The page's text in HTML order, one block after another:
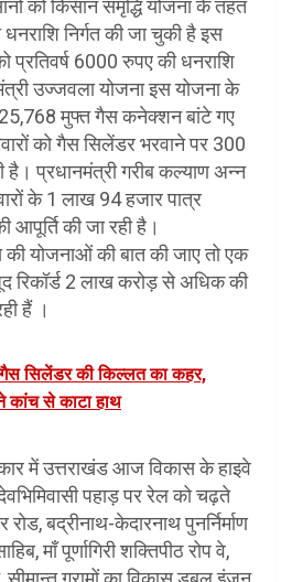
को किसान समृद्धि योजना के तहत
निर्गत की जा चुकी है इस
प्रतिवर्ष 6000 रुपए की धनराशि
उज्जवला योजना इस योजना के
मुफ्त गैस कनेक्शन बांटे गए
को गैस सिलेंडर भरवाने पर 300
है। प्रधानमंत्री गरीब कल्याण अन्न
के 1 लाख 94 हजार पात्र
आपूर्ति की जा रही है।
योजनाओं की बात की जाए तो एक
रिकॉर्ड 2 लाख करोड़ से अधिक की
हैं ।
सिलेंडर की किल्लत का कहर,
कांच से काटा हाथ
में उत्तराखंड आज विकास के हाइवे
पहाड़ पर रेल को चढ़ते
बद्रीनाथ-केदारनाथ पुनर्निर्माण
माँ पूर्णागिरी शक्तिपीठ रोप वे,